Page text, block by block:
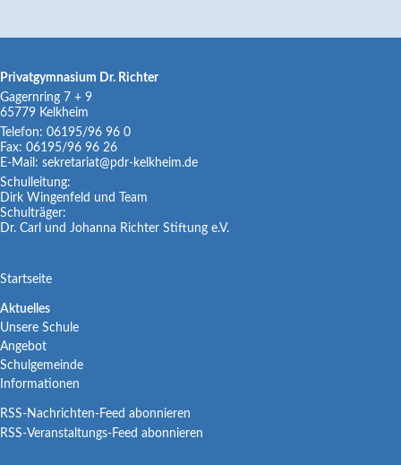
Privatgymnasium Dr. Richter
Gagernring 7 + 9
65779 Kelkheim
Telefon: 06195/96 96 0
Fax: 06195/96 96 26
E-Mail: sekretariat@pdr-kelkheim.de
Schulleitung:
Dirk Wingenfeld und Team
Schulträger:
Dr. Carl und Johanna Richter Stiftung e.V.
Navigation
Startseite
Navigation
überspringen
Aktuelles
Unsere Schule
Angebot
Schulgemeinde
Informationen
RSS-Nachrichten-Feed abonnieren
RSS-Veranstaltungs-Feed abonnieren